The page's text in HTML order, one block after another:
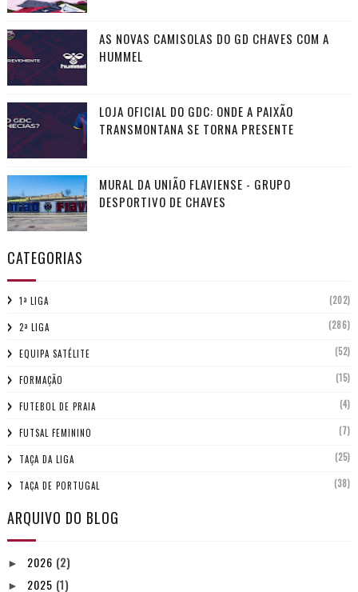
AS NOVAS CAMISOLAS DO GD CHAVES COM A
HUMMEL
LOJA OFICIAL DO GDC: ONDE A PAIXÃO
TRANSMONTANA SE TORNA PRESENTE
MURAL DA UNIÃO FLAVIENSE - GRUPO
DESPORTIVO DE CHAVES
CATEGORIAS
1ª LIGA (202)
2ª LIGA (286)
EQUIPA SATÉLITE (52)
FORMAÇÃO (15)
FUTEBOL DE PRAIA (4)
FUTSAL FEMININO (7)
TAÇA DA LIGA (25)
TAÇA DE PORTUGAL (38)
ARQUIVO DO BLOG
► 2026 (2)
► 2025 (1)